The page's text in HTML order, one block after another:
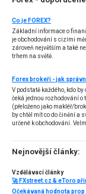
Co je FOREX?
Základní informace o
je obchodování s cizími
zároveň největším a také
trhem na světě.
Forex brokeři - jak
V podstatě každého, kdo by
čeká jednou rozhodování o
(přeloženo jako makléř/
by chtěl mít co do činění a
určené k obchodování.
několik příkladů
Nejnovější články:
Vzdělávací články
Očekávaná hodnota prop